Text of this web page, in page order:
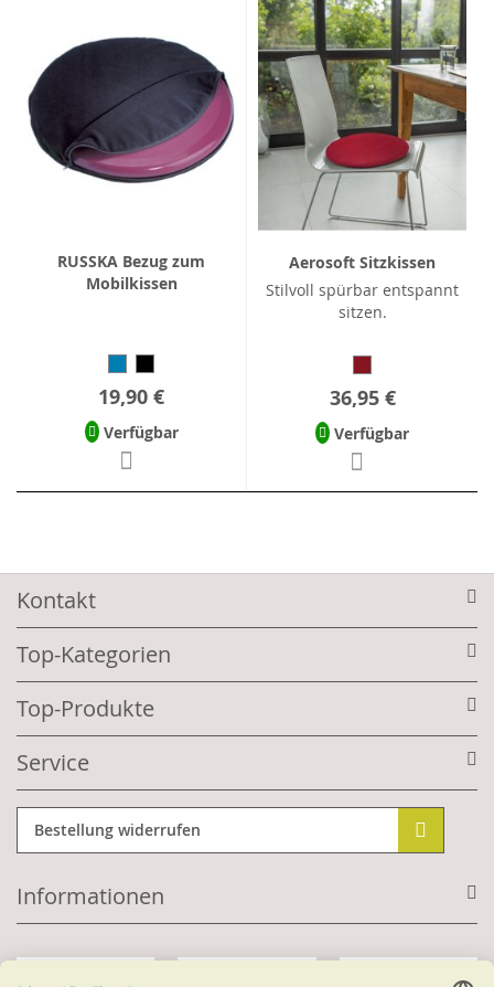
RUSSKA Bezug zum
Mobilkissen
19,90 €
Verfügbar
Aerosoft Sitzkissen
Stilvoll spürbar entspannt
sitzen.
36,95 €
Verfügbar
Kontakt
Top-Kategorien
Top-Produkte
Service
Bestellung widerrufen
Informationen